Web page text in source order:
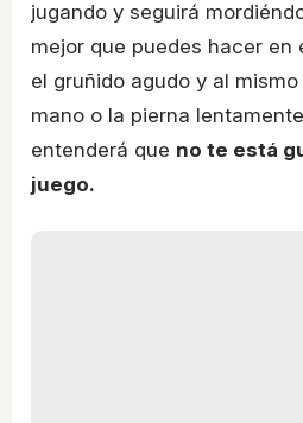
jugando y seguirá
mejor que puedes hacer en
el gruñido agudo y al
mano o la pierna
entenderá que no te está
juego.